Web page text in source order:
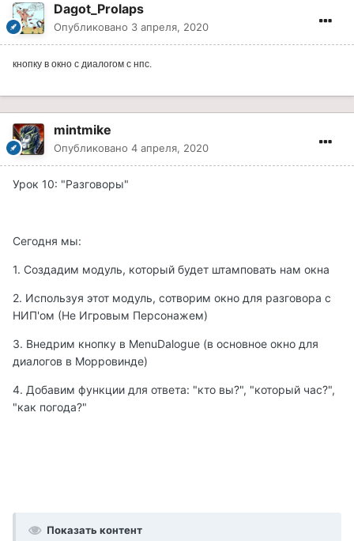
Dagot_Prolaps
Опубликовано 3 апреля, 2020
кнопку в окно с диалогом с нпс.
mintmike
Опубликовано 4 апреля, 2020
Урок 10: "Разговоры"
Сегодня мы:
1. Создадим модуль, который будет штамповать нам окна
2. Используя этот модуль, сотворим окно для разговора с
НИП'ом (Не Игровым Персонажем)
3. Внедрим кнопку в MenuDalogue (в основное окно для
диалогов в Морровинде)
4. Добавим функции для ответа: "кто вы?", "который час?",
"как погода?"
Показать контент